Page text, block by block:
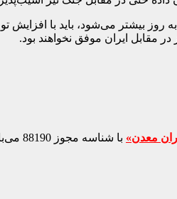
مقابل ایران موفق نخواهند بود.
معدن» با شناسه مجوز 88190 می‌باشد؛ سایر محتواهای درج‌شده بازنشر و با ذکر منبع است.